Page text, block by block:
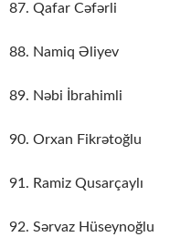
87. Qafar Cəfərli
88. Namiq Əliyev
89. Nəbi İbrahimli
90. Orxan Fikrətoğlu
91. Ramiz Qusarçaylı
92. Sərvaz Hüseynoğlu